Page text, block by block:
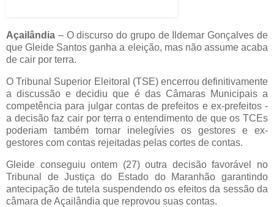
Açailândia – O discurso do grupo de Ildemar Gonçalves de
que Gleide Santos ganha a eleição, mas não assume acaba
de cair por terra.
O Tribunal Superior Eleitoral (TSE) encerrou definitivamente
a discussão e decidiu que é das Câmaras Municipais a
competência para julgar contas de prefeitos e ex-prefeitos -
a decisão faz cair por terra o entendimento de que os TCEs
poderiam também tornar inelegívies os gestores e ex-
gestores com contas rejeitadas pelas cortes de contas.
Gleide conseguiu ontem (27) outra decisão favorável no
Tribunal de Justiça do Estado do Maranhão garantindo
antecipação de tutela suspendendo os efeitos da sessão da
câmara de Açailândia que reprovou suas contas.